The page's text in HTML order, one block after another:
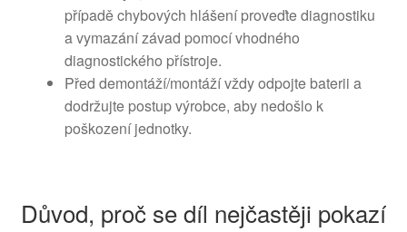
případě chybových hlášení proveďte diagnostiku
a vymazání závad pomocí vhodného
diagnostického přístroje.
Před demontáží/montáží vždy odpojte baterii a
dodržujte postup výrobce, aby nedošlo k
poškození jednotky.
Důvod, proč se díl nejčastěji pokazí